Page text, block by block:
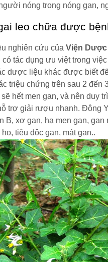
nóng trong nóng gan,
leo chữa được
nghiên cứu của Viện
có tác dụng ưu việt trong
dược liệu khác được biết
triệu chứng trên sau 2 đến
hết men gan, và nên duy
trợ giải rượu nhanh. Đông
B, xơ gan, hạ men gan,
tiêu độc gan, mát gan..